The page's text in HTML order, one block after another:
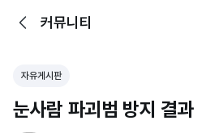
뒤로가기커뮤니티
자유게시판
눈사람 파괴범 방지 결과